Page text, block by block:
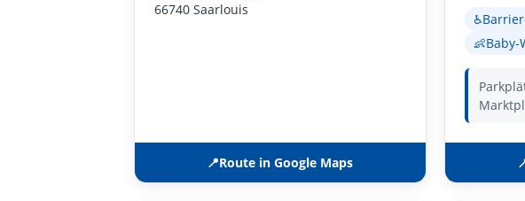
66740 Saarlouis
📍Route in Google Maps
♿
👶Baby-